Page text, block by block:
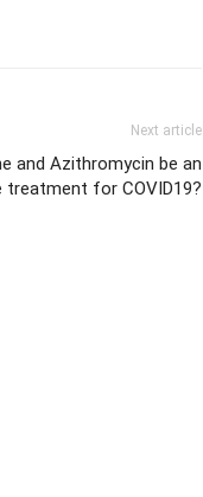
Next article
and Azithromycin be an
for COVID19?